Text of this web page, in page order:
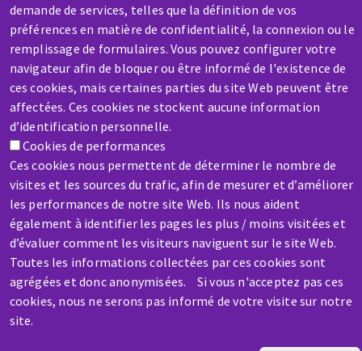
demande de services, telles que la définition de vos
préférences en matière de confidentialité, la connexion ou le
remplissage de formulaires. Vous pouvez configurer votre
navigateur afin de bloquer ou être informé de l'existence de
ces cookies, mais certaines parties du site Web peuvent être
affectées. Ces cookies ne stockent aucune information
d’identification personnelle.
Cookies de performances
Ces cookies nous permettent de déterminer le nombre de
visites et les sources du trafic, afin de mesurer et d’améliorer
les performances de notre site Web. Ils nous aident
également à identifier les pages les plus / moins visitées et
d’évaluer comment les visiteurs naviguent sur le site Web.
Toutes les informations collectées par ces cookies sont
agrégées et donc anonymisées. Si vous n'acceptez pas ces
cookies, nous ne serons pas informé de votre visite sur notre
site.
SAV / RÉPARATION
Une machine cassée ? En panne ?
Contactez-nous
Aller
au
contenu
principal